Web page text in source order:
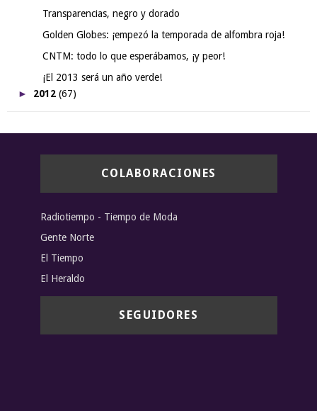
Transparencias, negro y dorado
Golden Globes: ¡empezó la temporada de alfombra roja!
CNTM: todo lo que esperábamos, ¡y peor!
¡El 2013 será un año verde!
► 2012 (67)
COLABORACIONES
Radiotiempo - Tiempo de Moda
Gente Norte
El Tiempo
El Heraldo
SEGUIDORES